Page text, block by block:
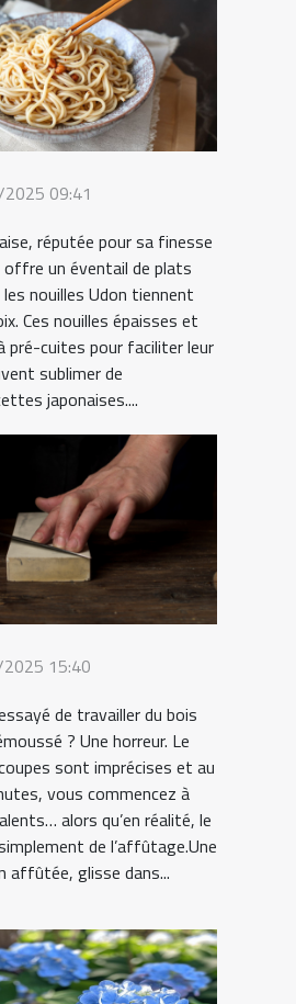
09:41
réputée pour sa finesse
offre un éventail de plats
nouilles Udon tiennent
Ces nouilles épaisses et
pré-cuites pour faciliter leur
sublimer de
japonaises....
15:40
de travailler du bois
? Une horreur. Le
sont imprécises et au
vous commencez à
alors qu’en réalité, le
de l’affûtage.Une
affûtée, glisse dans...